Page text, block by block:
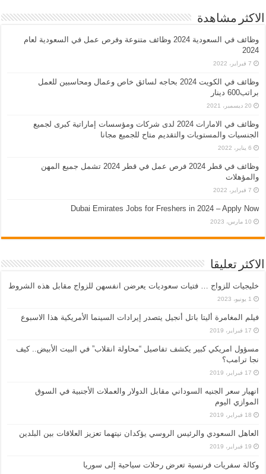
الاكثر مشاهدة
وظائف في السعودية 2024 وظائف متنوعة وفرص عمل في السعودية لعام
2024
7 فبراير، 2022
وظائف في الكويت 2024 بحاجه لسائق خاص وعمال ومحاسبين للعمل
براتب600 دينار
20 ديسمبر، 2021
وظائف في الامارات 2024 لدى شركات ومؤسسات إماراتية كبرى لجميع
الجنسيات والمستويات والتقديم متاح للجميع مجانا
6 يناير، 2022
وظائف في قطر 2024 فرص عمل في قطر 2024 تشمل جميع المهن
والمؤهلات
7 فبراير، 2022
Dubai Emirates Jobs for Freshers in 2024 – Apply Now
10 مارس، 2023
الاكثر تعليقا
خليجيات للزواج … فتيات سعوديات يعرضن انفسهن للزواج مقابل هذه الشروط
1 يونيو، 2023
فيلم المغامرة أليتا‭ ‬باتل أنجيل يتصدر إيرادات السينما الأمريكية هذا الاسبوع
17 فبراير، 2019
مسؤول امريكي كبير يكشف تفاصيل “محاولة انقلاب” في البيت الأبيض.. كيف
نجا ترامب؟
17 فبراير، 2019
انهيار سعر الجنيه السوداني مقابل الدولار والعملات الأجنبية في السوق
الموازي اليوم
18 فبراير، 2019
العاهل السعودي والرئيس الروسي يؤكدان نيتهما تعزيز العلاقات بين البلدين
19 فبراير، 2019
وكالة سفريات فرنسية تعرض رحلات سياحية إلى سوريا